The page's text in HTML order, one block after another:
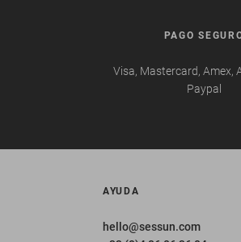
PAGO
Visa, Mastercard, Amex,
Paypal
AYUDA
hello@sessun.com